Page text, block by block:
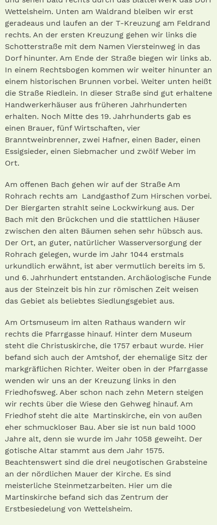
Wettelsheim. Unten am Waldrand bleiben wir erst
geradeaus und laufen an der T-Kreuzung am Feldrand
rechts. An der ersten Kreuzung gehen wir links die
Schotterstraße mit dem Namen Viersteinweg in das
Dorf hinunter. Am Ende der Straße biegen wir links ab.
In einem Rechtsbogen kommen wir weiter hinunter an
einem historischen Brunnen vorbei. Weiter unten heißt
die Straße Riedlein. In dieser Straße sind gut erhaltene
Handwerkerhäuser aus früheren Jahrhunderten
erhalten. Noch Mitte des 19. Jahrhunderts gab es
einen Brauer, fünf Wirtschaften, vier
Branntweinbrenner, zwei Hafner, einen Bader, einen
Essigsieder, einen Siebmacher und zwölf Weber im
Ort.
Am offenen Bach gehen wir auf der Straße Am
Rohrach rechts am Landgasthof Zum Hirschen vorbei.
Der Biergarten strahlt seine Lockwirkung aus. Der
Bach mit den Brückchen und die stattlichen Häuser
zwischen den alten Bäumen sehen sehr hübsch aus.
Der Ort, an guter, natürlicher Wasserversorgung der
Rohrach gelegen, wurde im Jahr 1044 erstmals
urkundlich erwähnt, ist aber vermutlich bereits im 5.
und 6. Jahrhundert entstanden. Archäologische Funde
aus der Steinzeit bis hin zur römischen Zeit weisen
das Gebiet als beliebtes Siedlungsgebiet aus.
Am Ortsmuseum im alten Rathaus wandern wir
rechts die Pfarrgasse hinauf. Hinter dem Museum
steht die Christuskirche, die 1757 erbaut wurde. Hier
befand sich auch der Amtshof, der ehemalige Sitz der
markgräflichen Richter. Weiter oben in der Pfarrgasse
wenden wir uns an der Kreuzung links in den
Friedhofsweg. Aber schon nach zehn Metern steigen
wir rechts über die Wiese den Gehweg hinauf. Am
Friedhof steht die alte Martinskirche, ein von außen
eher schmuckloser Bau. Aber sie ist nun bald 1000
Jahre alt, denn sie wurde im Jahr 1058 geweiht. Der
gotische Altar stammt aus dem Jahr 1575.
Beachtenswert sind die drei neugotischen Grabsteine
an der nördlichen Mauer der Kirche. Es sind
meisterliche Steinmetzarbeiten. Hier um die
Martinskirche befand sich das Zentrum der
Erstbesiedelung von Wettelsheim.